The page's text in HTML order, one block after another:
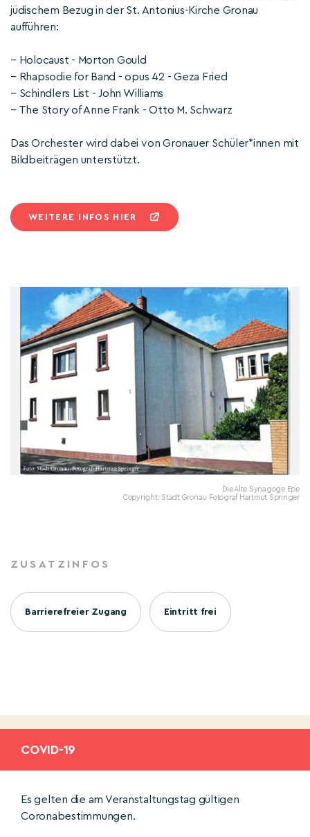
jüdischem Bezug in der St. Antonius-Kirche Gronau
aufführen:
– Holocaust - Morton Gould
– Rhapsodie for Band - opus 42 - Geza Fried
– Schindlers List - John Williams
– The Story of Anne Frank - Otto M. Schwarz
Das Orchester wird dabei von Gronauer Schüler*innen mit
Bildbeiträgen unterstützt.
WEITERE INFOS HIER
Die Alte Synagoge Epe
Copyright: Stadt Gronau Fotograf Hartmut Springer
ZUSATZINFOS
Barrierefreier Zugang Eintritt frei
COVID-19
Es gelten die am Veranstaltungstag gültigen
Coronabestimmungen.